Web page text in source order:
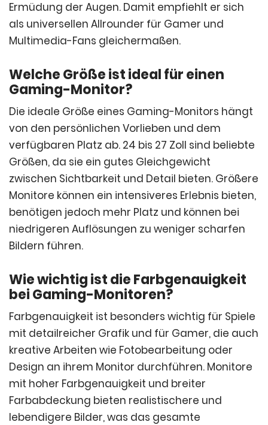
Ermüdung der Augen. Damit empfiehlt er sich
als universellen Allrounder für Gamer und
Multimedia-Fans gleichermaßen.
Welche Größe ist ideal für einen
Gaming-Monitor?
Die ideale Größe eines Gaming-Monitors hängt
von den persönlichen Vorlieben und dem
verfügbaren Platz ab. 24 bis 27 Zoll sind beliebte
Größen, da sie ein gutes Gleichgewicht
zwischen Sichtbarkeit und Detail bieten. Größere
Monitore können ein intensiveres Erlebnis bieten,
benötigen jedoch mehr Platz und können bei
niedrigeren Auflösungen zu weniger scharfen
Bildern führen.
Wie wichtig ist die Farbgenauigkeit
bei Gaming-Monitoren?
Farbgenauigkeit ist besonders wichtig für Spiele
mit detailreicher Grafik und für Gamer, die auch
kreative Arbeiten wie Fotobearbeitung oder
Design an ihrem Monitor durchführen. Monitore
mit hoher Farbgenauigkeit und breiter
Farbabdeckung bieten realistischere und
lebendigere Bilder, was das gesamte